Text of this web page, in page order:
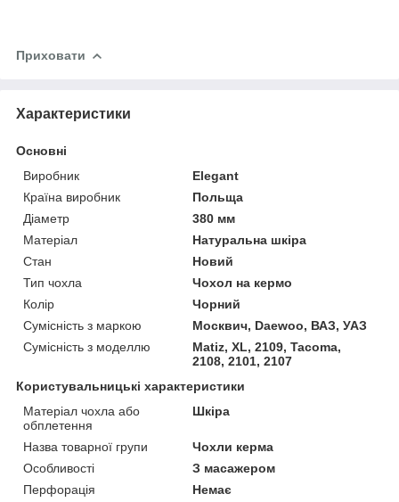
Приховати
Характеристики
Основні
Виробник
Elegant
Країна виробник
Польща
Діаметр
380 мм
Матеріал
Натуральна шкіра
Стан
Новий
Тип чохла
Чохол на кермо
Колір
Чорний
Сумісність з маркою
Москвич, Daewoo, ВАЗ, УАЗ
Сумісність з моделлю
Matiz, XL, 2109, Tacoma,
2108, 2101, 2107
Користувальницькі характеристики
Матеріал чохла або
обплетення
Шкіра
Назва товарної групи
Чохли керма
Особливості
З масажером
Перфорація
Немає